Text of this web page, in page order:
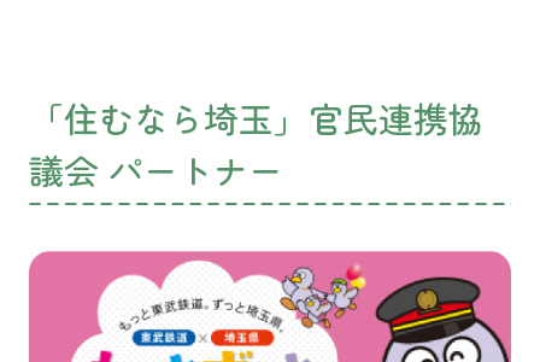
「住むなら埼玉」官民連携協
議会 パートナー